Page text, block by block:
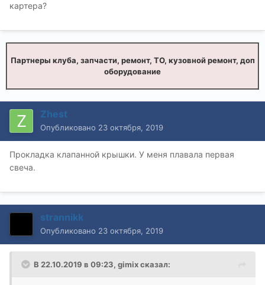
картера?
Партнеры клуба, запчасти, ремонт, ТО, кузовной ремонт, доп
оборудование
Zhest
Опубликовано 23 октября, 2019
Прокладка клапанной крышки. У меня плавала первая
свеча.
strannikk
Опубликовано 23 октября, 2019
В 22.10.2019 в 09:23, gimixсказал: